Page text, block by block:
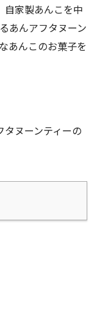
自家製あんこを中
あんアフタヌーン
あんこのお菓子を
ヌーンティーの